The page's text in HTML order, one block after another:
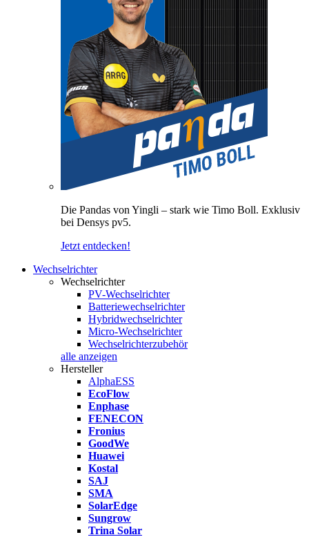
Die Pandas von Yingli – stark wie Timo Boll. Exklusiv
bei Densys pv5.
Jetzt entdecken!
Wechselrichter
Wechselrichter
PV-Wechselrichter
Batteriewechselrichter
Hybridwechselrichter
Micro-Wechselrichter
Wechselrichterzubehör
alle anzeigen
Hersteller
AlphaESS
EcoFlow
Enphase
FENECON
Fronius
GoodWe
Huawei
Kostal
SAJ
SMA
SolarEdge
Sungrow
Trina Solar